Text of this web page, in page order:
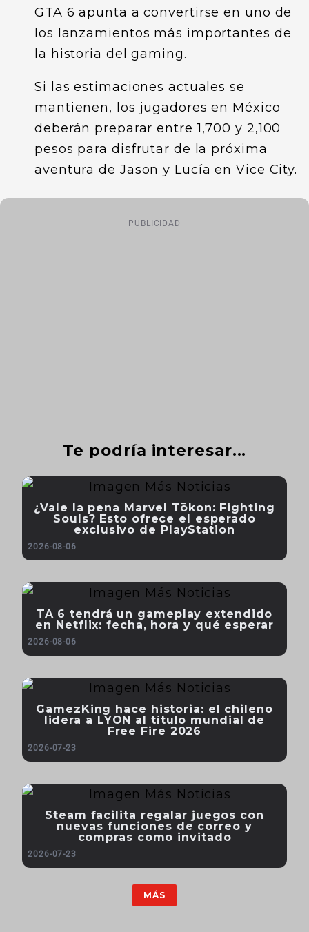
GTA 6 apunta a convertirse en uno de
los lanzamientos más importantes de
la historia del gaming.
Si las estimaciones actuales se
mantienen, los jugadores en México
deberán preparar entre 1,700 y 2,100
pesos para disfrutar de la próxima
aventura de Jason y Lucía en Vice City.
PUBLICIDAD
Te podría interesar...
¿Vale la pena Marvel Tōkon: Fighting
Souls? Esto ofrece el esperado
exclusivo de PlayStation
2026-08-06
TA 6 tendrá un gameplay extendido
en Netflix: fecha, hora y qué esperar
2026-08-06
GamezKing hace historia: el chileno
lidera a LYON al título mundial de
Free Fire 2026
2026-07-23
Steam facilita regalar juegos con
nuevas funciones de correo y
compras como invitado
2026-07-23
MÁS